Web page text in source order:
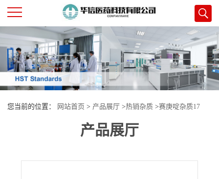
公
司
首
页
司
您当前的位置： 网站首页 > 产品展厅 >热销杂质 >赛庚啶杂质17
产品展厅